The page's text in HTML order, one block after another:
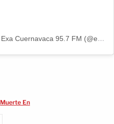
Una publicación compartida por Exa Cuernavaca 95.7 FM (@exacuernavaca)
Muerte En